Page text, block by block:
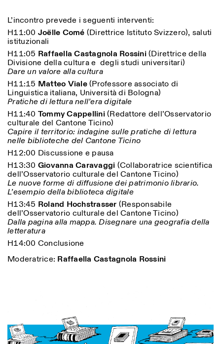
Thursday: 11:00-20:00
Saturday: 14:00-18:00
Sunday closed
Designed by Dallas
L’incontro prevede i seguenti interventi:
H11:00 Joëlle Comé (Direttrice Istituto Svizzero), saluti
istituzionali
H11:05 Raffaella Castagnola Rossini(Direttrice della
Divisione della cultura e degli studi universitari)
Dare un valore alla cultura
H11:15 Matteo Viale(Professore associato di
Linguistica italiana, Università di Bologna)
Pratiche di lettura nell’era digitale
H11:40 Tommy Cappellini(Redattore dell’Osservatorio
culturale del Cantone Ticino)
Capire il territorio: indagine sulle pratiche di lettura
nelle biblioteche del Cantone Ticino
H12:00 Discussione e pausa
H13:30 Giovanna Caravaggi (Collaboratrice scientifica
dell’Osservatorio culturale del Cantone Ticino)
Le nuove forme di diffusione dei patrimonio librario.
L’esempio della biblioteca digitale
H13:45 Roland Hochstrasser (Responsabile
dell’Osservatorio culturale del Cantone Ticino)
Dalla pagina alla mappa. Disegnare una geografia della
letteratura
H14:00 Conclusione
Moderatrice: Raffaella Castagnola Rossini